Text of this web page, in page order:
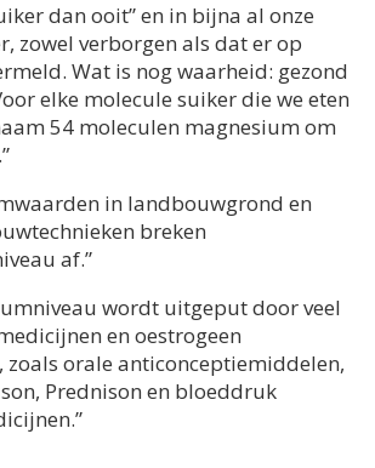
dan ooit” en in bijna al onze
zowel verborgen als dat er op
Wat is nog waarheid: gezond
elke molecule suikerdie we eten
54 moleculen magnesium om
in landbouwgrond en
breken
af.”
wordt uitgeput door veel
en oestrogeen
zoals orale anticonceptiemiddelen,
Prednison en bloeddruk